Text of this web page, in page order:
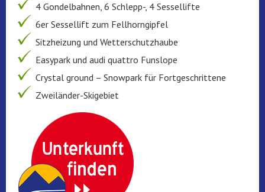
4 Gondelbahnen, 6 Schlepp-, 4 Sessellifte
6er Sessellift zum Fellhorngipfel
Sitzheizung und Wetterschutzhaube
Easypark und audi quattro Funslope
Crystal ground – Snowpark für Fortgeschrittene
Zweiländer-Skigebiet